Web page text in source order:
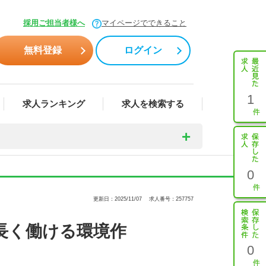
採用ご担当者様へ マイページでできること
無料登録 ログイン
求人ランキング 求人を検索する 1
0
0
更新日：2025/11/07 求人番号：257757
く働ける環境作